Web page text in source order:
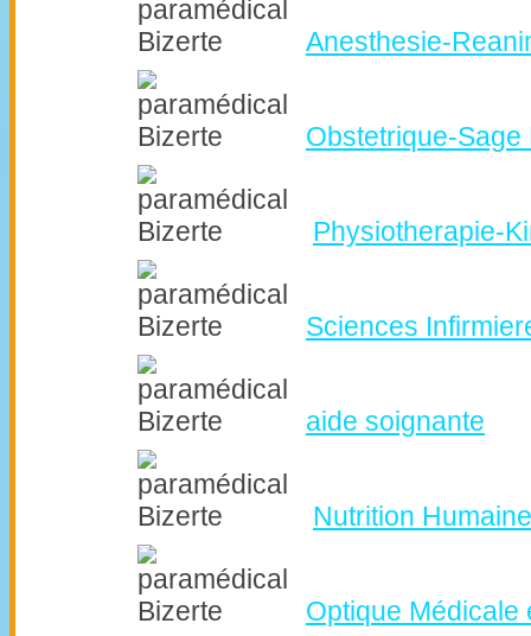
Anesthesie-
Obstetrique-Sage
Physiotherapie-
Sciences
aide soignante
Nutrition Humaine
Optique Médicale